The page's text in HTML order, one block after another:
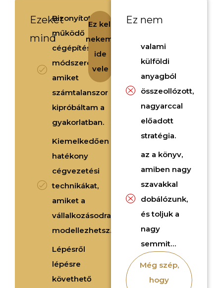
Ezeket
mind
Bizonyítottan
működő
cégépítési
módszereket,
amiket
számtalanszor
kipróbáltam a
gyakorlatban.
Kiemelkedően
hatékony
cégvezetési
technikákat,
amiket a
vállalkozásodra
modellezhetsz.
Lépésről
lépésre
követhető
Ez kell
nekem,
ide
vele
Ez nem
valami
külföldi
anyagból
összeollózott,
nagyarccal
előadott
stratégia.
az a könyv,
amiben nagy
szavakkal
dobálózunk,
és toljuk a
nagy
semmit…
Még szép,
hogy